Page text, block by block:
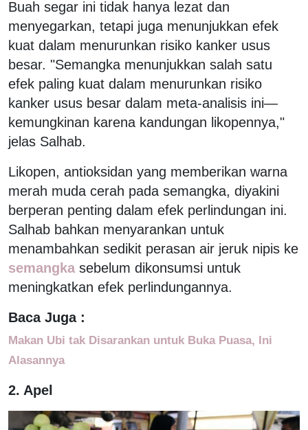
Buah segar ini tidak hanya lezat dan
menyegarkan, tetapi juga menunjukkan efek
kuat dalam menurunkan risiko kanker usus
besar. "Semangka menunjukkan salah satu
efek paling kuat dalam menurunkan risiko
kanker usus besar dalam meta-analisis ini—
kemungkinan karena kandungan likopennya,"
jelas Salhab.
Likopen, antioksidan yang memberikan warna
merah muda cerah pada semangka, diyakini
berperan penting dalam efek perlindungan ini.
Salhab bahkan menyarankan untuk
menambahkan sedikit perasan air jeruk nipis ke
semangka sebelum dikonsumsi untuk
meningkatkan efek perlindungannya.
Baca Juga :
Makan Ubi tak Disarankan untuk Buka Puasa, Ini
Alasannya
2. Apel